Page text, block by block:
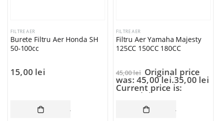
FILTRE AER
Burete Filtru Aer Honda SH
50-100cc
15,00 lei
ADAUGĂ ÎN COȘ
FILTRE AER
Filtru Aer Yamaha Majesty
125CC 150CC 180CC
45,00lei Original price
was: 45,00 lei.35,00 lei
Current price is:
35,00 lei.
ADAUGĂ ÎN COȘ